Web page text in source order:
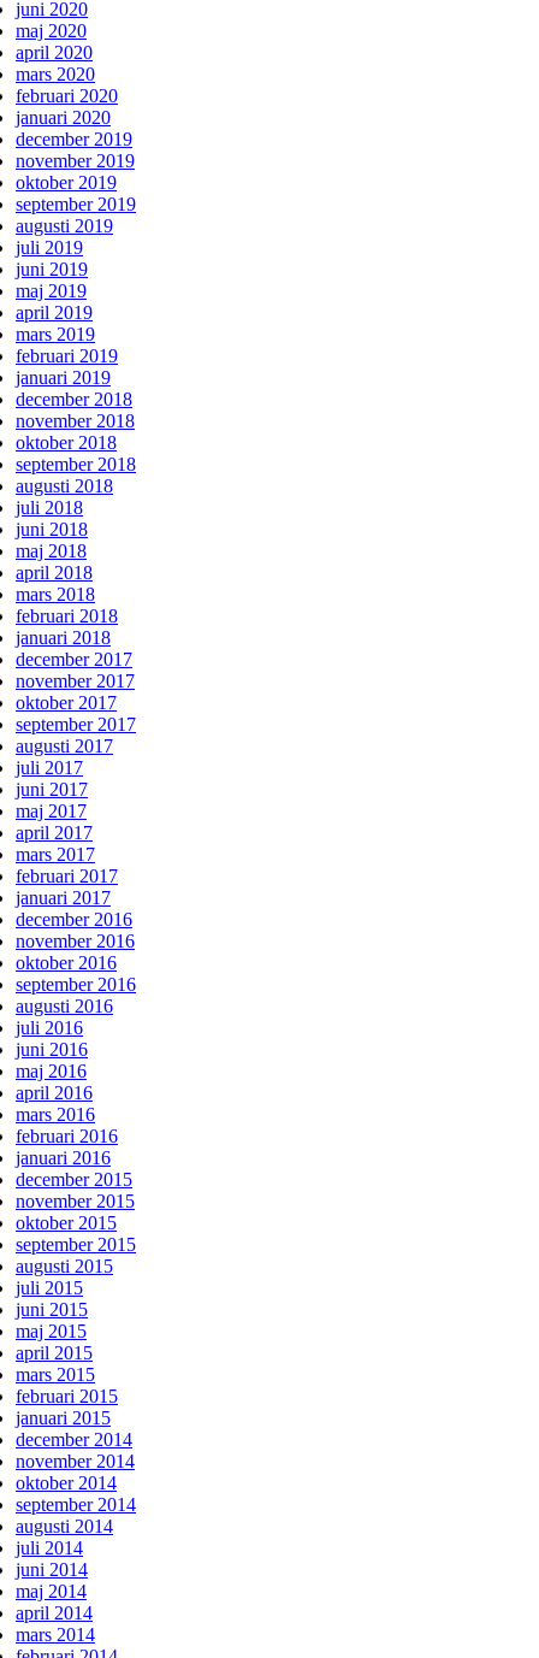
juni 2020
maj 2020
april 2020
mars 2020
februari 2020
januari 2020
december 2019
november 2019
oktober 2019
september 2019
augusti 2019
juli 2019
juni 2019
maj 2019
april 2019
mars 2019
februari 2019
januari 2019
december 2018
november 2018
oktober 2018
september 2018
augusti 2018
juli 2018
juni 2018
maj 2018
april 2018
mars 2018
februari 2018
januari 2018
december 2017
november 2017
oktober 2017
september 2017
augusti 2017
juli 2017
juni 2017
maj 2017
april 2017
mars 2017
februari 2017
januari 2017
december 2016
november 2016
oktober 2016
september 2016
augusti 2016
juli 2016
juni 2016
maj 2016
april 2016
mars 2016
februari 2016
januari 2016
december 2015
november 2015
oktober 2015
september 2015
augusti 2015
juli 2015
juni 2015
maj 2015
april 2015
mars 2015
februari 2015
januari 2015
december 2014
november 2014
oktober 2014
september 2014
augusti 2014
juli 2014
juni 2014
maj 2014
april 2014
mars 2014